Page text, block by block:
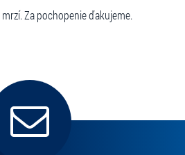
Za pochopenie ďakujeme.